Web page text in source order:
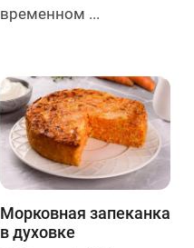
временном ...
Морковная запеканка
в духовке